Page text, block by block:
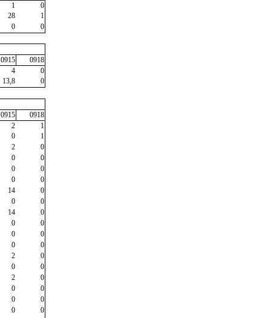
1
0
28
1
0
0
0915
0918
4
0
13,8
0
0915
0918
2
1
0
1
2
0
0
0
0
0
0
0
14
0
0
0
14
0
0
0
0
0
0
0
2
0
0
0
2
0
0
0
0
0
0
0